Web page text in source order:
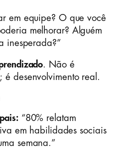
em equipe? O que você
melhorar? Alguém
inesperada?”
. Não é
é desenvolvimento real.
“80% relatam
em habilidades sociais
semana.”